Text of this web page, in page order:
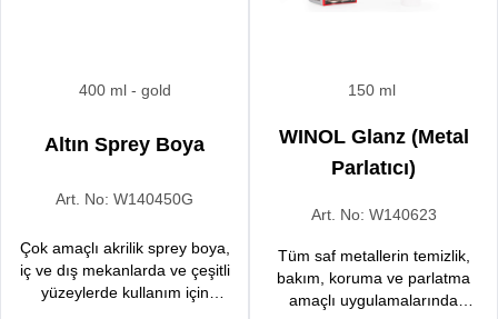
400 ml - gold
Altın Sprey Boya
Art. No: W140450G
Çok amaçlı akrilik sprey boya,
iç ve dış mekanlarda ve çeşitli
yüzeylerde kullanım için
150 ml
WINOL Glanz (Metal
Parlatıcı)
Art. No: W140623
Tüm saf metallerin temizlik,
bakım, koruma ve parlatma
amaçlı uygulamalarında